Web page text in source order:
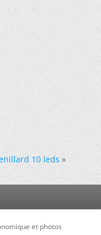
10 leds »
et photos